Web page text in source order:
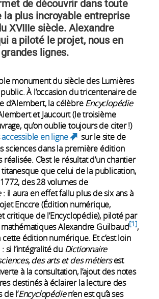
de découvrir dans toute
la plus incroyable entreprise
XVIIIe siècle. Alexandre
a piloté le projet, nous en
lignes.
monument du siècle des Lumières
À l’occasion du tricentenaire de
d’Alembert, la célèbreEncyclopédie
et Jaucourt (le troisième
qu’on oublie toujours de citer !)
accessible en ligne
(link is
external)
sur le site de
sciences dans la première édition
C’est le résultat d’un chantier
que celui de la publication,
des 28 volumes de
: il aura en effet fallu plus de six ans à
Enccre (Édition numérique,
critique de l’Encyclopédie), piloté par
mathématiques Alexandre Guilbaud 1 ,
édition numérique. Et c’est loin
si l’intégralité du Dictionnaire
des arts et des métiersest
à la consultation, l’ajout des notes
destinés à éclairer la lecture des
l’Encyclopédien’en est qu’à ses